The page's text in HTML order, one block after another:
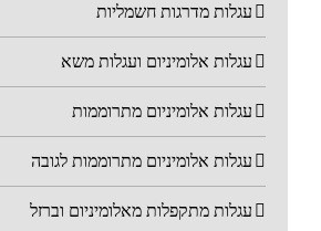
עגלות מדרגות חשמליות
עגלות אלומיניום ועגלות משא
עגלות אלומיניום מתרוממות
עגלות אלומיניום מתרוממות לגובה
עגלות מתקפלות מאלומיניום וברזל